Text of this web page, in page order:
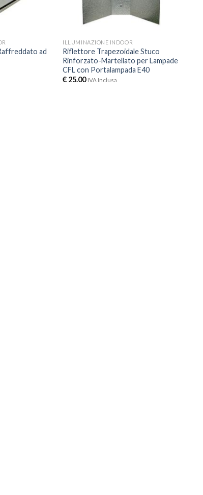
ad
ILLUMINAZIONE INDOOR
Riflettore Trapezoidale Stuco
Rinforzato-Martellato per Lampade
CFL con Portalampada E40
€ 25.00 IVA Inclusa